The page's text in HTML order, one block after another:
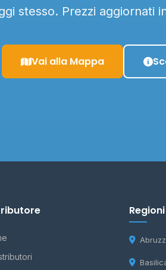
stesso. Prezzi aggiornati
Vai alla Mappa
Regioni